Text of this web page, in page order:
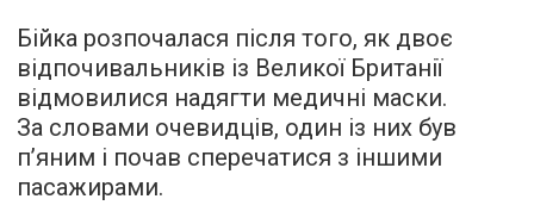
Бійка розпочалася після того, як двоє
відпочивальників із Великої Британії
відмовилися надягти медичні маски.
За словами очевидців, один із них був
п’яним і почав сперечатися з іншими
пасажирами.